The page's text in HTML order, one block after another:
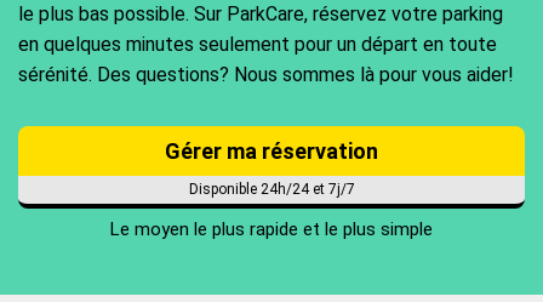
le plus bas possible. Sur ParkCare, réservez votre parking
en quelques minutes seulement pour un départ en toute
sérénité. Des questions? Nous sommes là pour vous aider!
Gérer ma réservation
Disponible 24h/24 et 7j/7
Le moyen le plus rapide et le plus simple